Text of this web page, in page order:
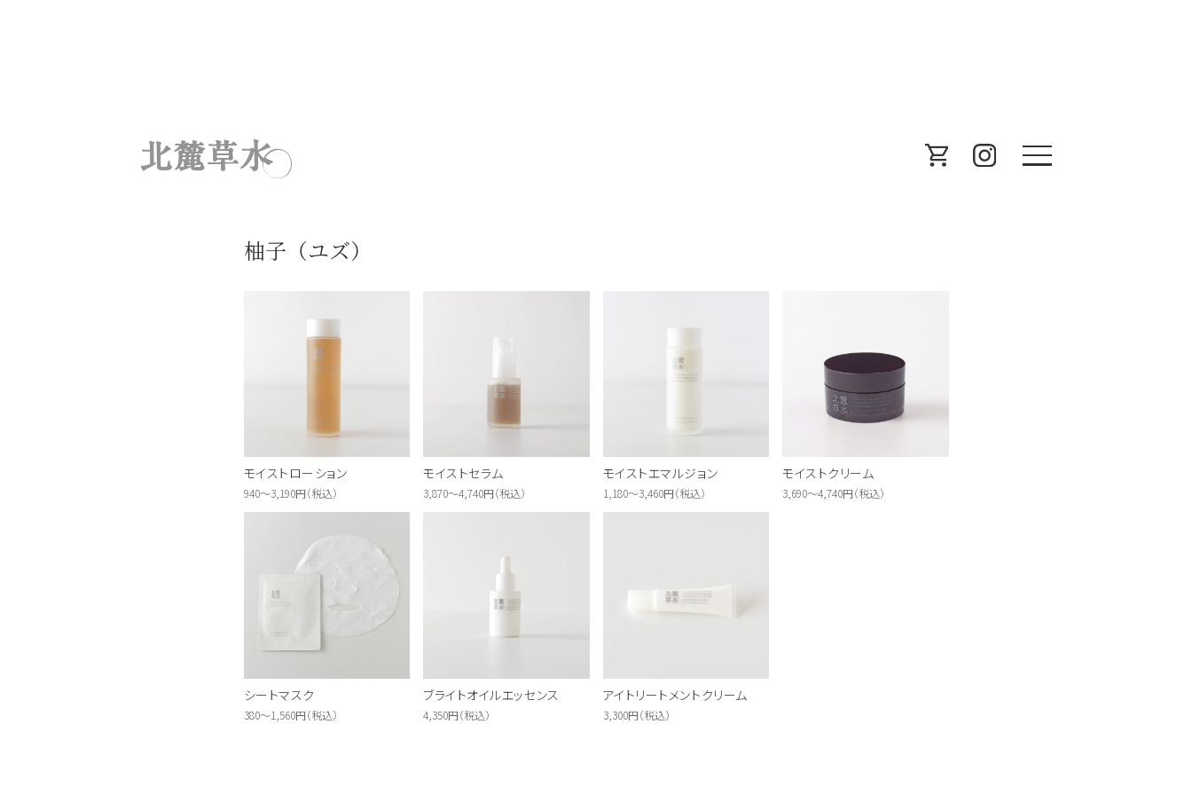
柚子（ユズ）
モイストローション
940～3,190円（税込）
モイストセラム
3,870～4,740円（税込）
モイストエマルジョン
1,180～3,460円（税込）
モイストクリーム
3,690～4,740円（税込）
シートマスク
380～1,560円（税込）
ブライトオイルエッセンス
4,350円（税込）
アイトリートメントクリーム
3,300円（税込）